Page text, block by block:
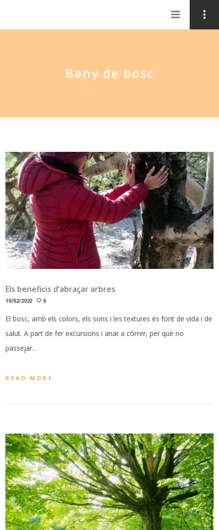
Bany de bosc
Els beneficis d’abraçar arbres
10/02/2023 0
El bosc, amb els colors, els sons i les textures és font de vida i de
salut. A part de fer excursions i anar a córrer, per què no
passejar…
READ MORE